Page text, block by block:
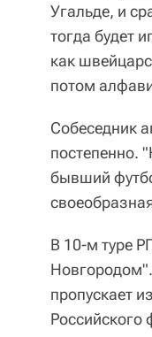
Угальде, и
тогда будет
как
потом
Собеседник
постепенно.
бывший
В 10-м туре
Новгородом".
пропускает
Российского